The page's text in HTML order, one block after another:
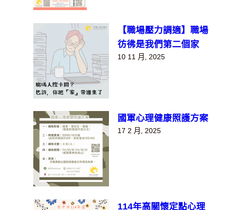
【職場壓力調適】職場
彷彿是我們第二個家
10 11 月, 2025
國軍心理健康照護方案
17 2 月, 2025
114年高關懷定點心理